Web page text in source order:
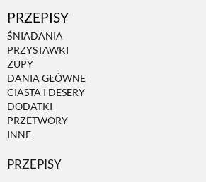
PRZEPISY
ŚNIADANIA
PRZYSTAWKI
ZUPY
DANIA GŁÓWNE
CIASTA I DESERY
DODATKI
PRZETWORY
INNE
PRZEPISY